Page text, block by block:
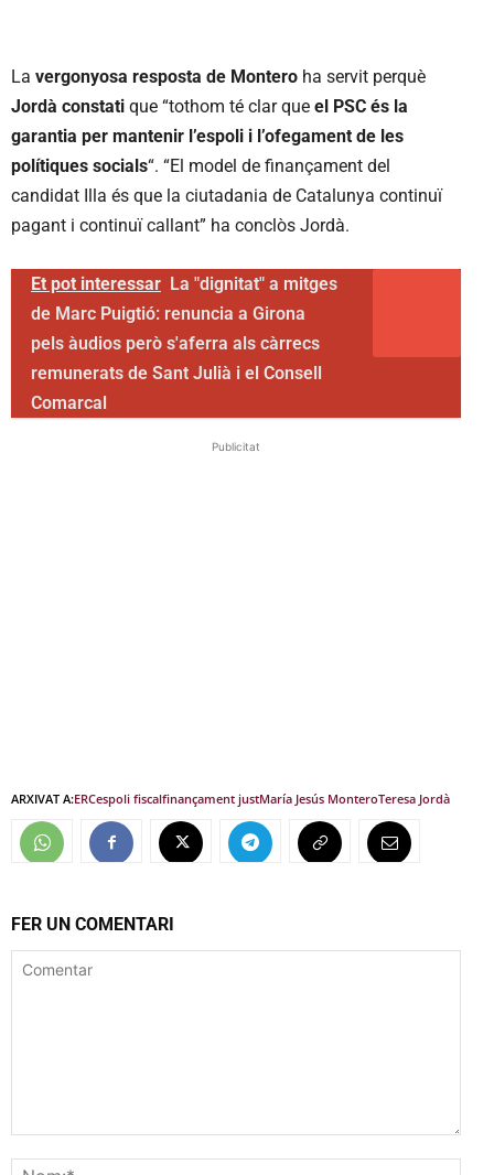
La vergonyosa resposta de Montero ha servit perquè
Jordà constati que “tothom té clar que el PSC és la
garantia per mantenir l’espoli i l’ofegament de les
polítiques socials“. “El model de finançament del
candidat Illa és que la ciutadania de Catalunya continuï
pagant i continuï callant” ha conclòs Jordà.
Et pot interessar La "dignitat" a mitges
de Marc Puigtió: renuncia a Girona
pels àudios però s'aferra als càrrecs
remunerats de Sant Julià i el Consell
Comarcal
Publicitat
ARXIVAT A:ERCespoli fiscalfinançament justMaría Jesús MonteroTeresa Jordà
FER UN COMENTARI